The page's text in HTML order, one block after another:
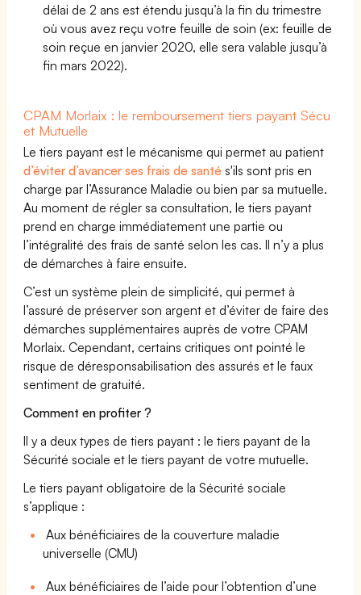
délai de 2 ans est étendu jusqu’à la fin du trimestre
où vous avez reçu votre feuille de soin (ex: feuille de
soin reçue en janvier 2020, elle sera valable jusqu’à
fin mars 2022).
CPAM Morlaix : le remboursement tiers payant Sécu
et Mutuelle
Le tiers payant est le mécanisme qui permet au patient
d’éviter d’avancer ses frais de santé s'ils sont pris en
charge par l’Assurance Maladie ou bien par sa mutuelle.
Au moment de régler sa consultation, le tiers payant
prend en charge immédiatement une partie ou
l’intégralité des frais de santé selon les cas. Il n’y a plus
de démarches à faire ensuite.
C’est un système plein de simplicité, qui permet à
l’assuré de préserver son argent et d’éviter de faire des
démarches supplémentaires auprès de votre CPAM
Morlaix. Cependant, certains critiques ont pointé le
risque de déresponsabilisation des assurés et le faux
sentiment de gratuité.
Comment en profiter ?
Il y a deux types de tiers payant : le tiers payant de la
Sécurité sociale et le tiers payant de votre mutuelle.
Le tiers payant obligatoire de la Sécurité sociale
s’applique :
Aux bénéficiaires de la couverture maladie
universelle (CMU)
Aux bénéficiaires de l’aide pour l’obtention d’une